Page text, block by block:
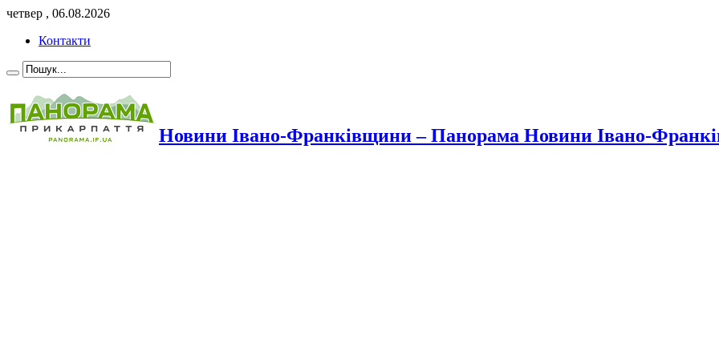
четвер , 06.08.2026
Контакти
Новини Івано-Франківщини – Панорама Новини Івано-